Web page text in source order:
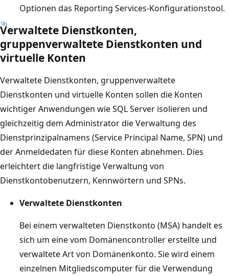
Optionen das Reporting Services-Konfigurationstool.
Verwaltete Dienstkonten,
gruppenverwaltete Dienstkonten und
virtuelle Konten
Verwaltete Dienstkonten, gruppenverwaltete
Dienstkonten und virtuelle Konten sollen die Konten
wichtiger Anwendungen wie SQL Server isolieren und
gleichzeitig dem Administrator die Verwaltung des
Dienstprinzipalnamens (Service Principal Name, SPN) und
der Anmeldedaten für diese Konten abnehmen. Dies
erleichtert die langfristige Verwaltung von
Dienstkontobenutzern, Kennwörtern und SPNs.
Verwaltete Dienstkonten
Bei einem verwalteten Dienstkonto (MSA) handelt es
sich um eine vom Domänencontroller erstellte und
verwaltete Art von Domänenkonto. Sie wird einem
einzelnen Mitgliedscomputer für die Verwendung